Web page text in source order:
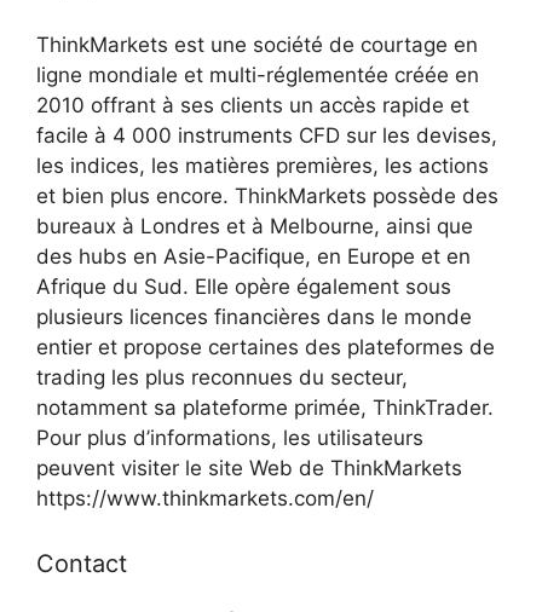
ThinkMarkets est une société de courtage en
ligne mondiale et multi-réglementée créée en
2010 offrant à ses clients un accès rapide et
facile à 4 000 instruments CFD sur les devises,
les indices, les matières premières, les actions
et bien plus encore. ThinkMarkets possède des
bureaux à Londres et à Melbourne, ainsi que
des hubs en Asie-Pacifique, en Europe et en
Afrique du Sud. Elle opère également sous
plusieurs licences financières dans le monde
entier et propose certaines des plateformes de
trading les plus reconnues du secteur,
notamment sa plateforme primée, ThinkTrader.
Pour plus d’informations, les utilisateurs
peuvent visiter le site Web de ThinkMarkets
https://www.thinkmarkets.com/en/
Contact